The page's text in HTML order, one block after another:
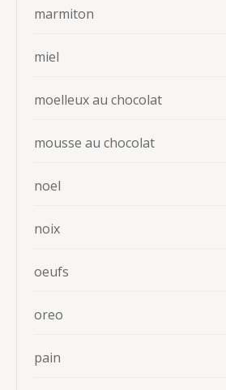
marmiton
miel
moelleux au chocolat
mousse au chocolat
noel
noix
oeufs
oreo
pain